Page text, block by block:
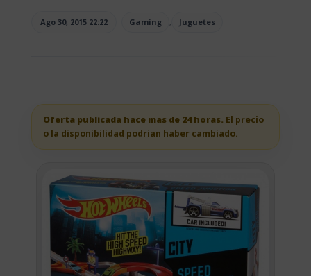
Ago 30, 2015 22:22 | Gaming , Juguetes
Oferta publicada hace mas de 24 horas. El precio
o la disponibilidad podrian haber cambiado.